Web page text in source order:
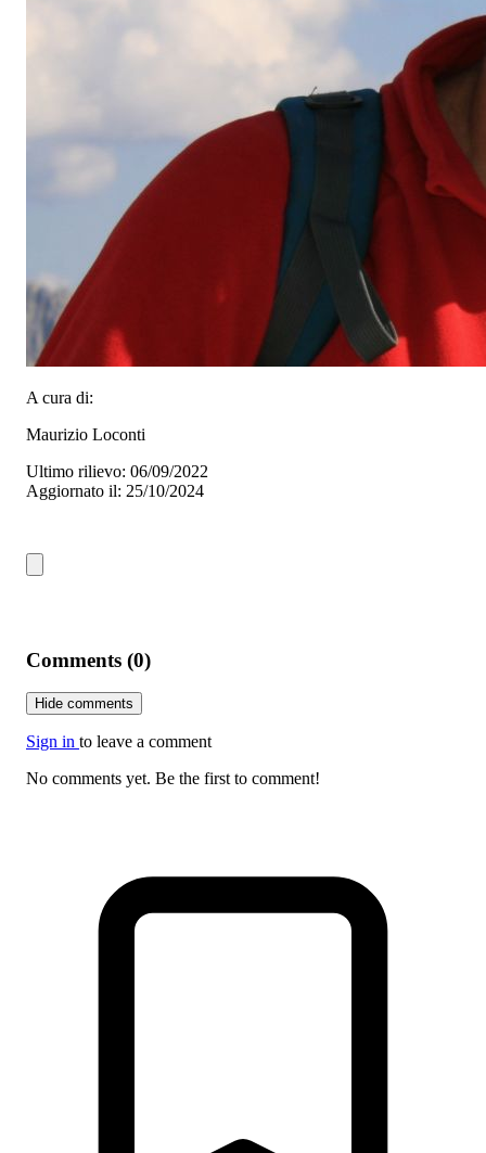
A cura di:
Maurizio Loconti
Ultimo rilievo: 06/09/2022
Aggiornato il: 25/10/2024
Comments (0)
Hide comments
Sign in to leave a comment
No comments yet. Be the first to comment!